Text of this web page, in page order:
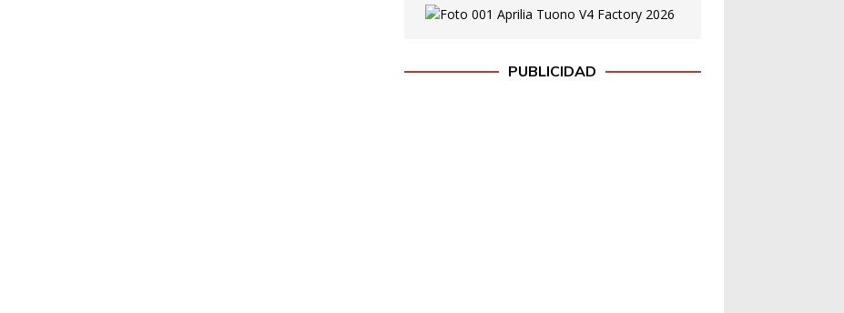
PUBLICIDAD